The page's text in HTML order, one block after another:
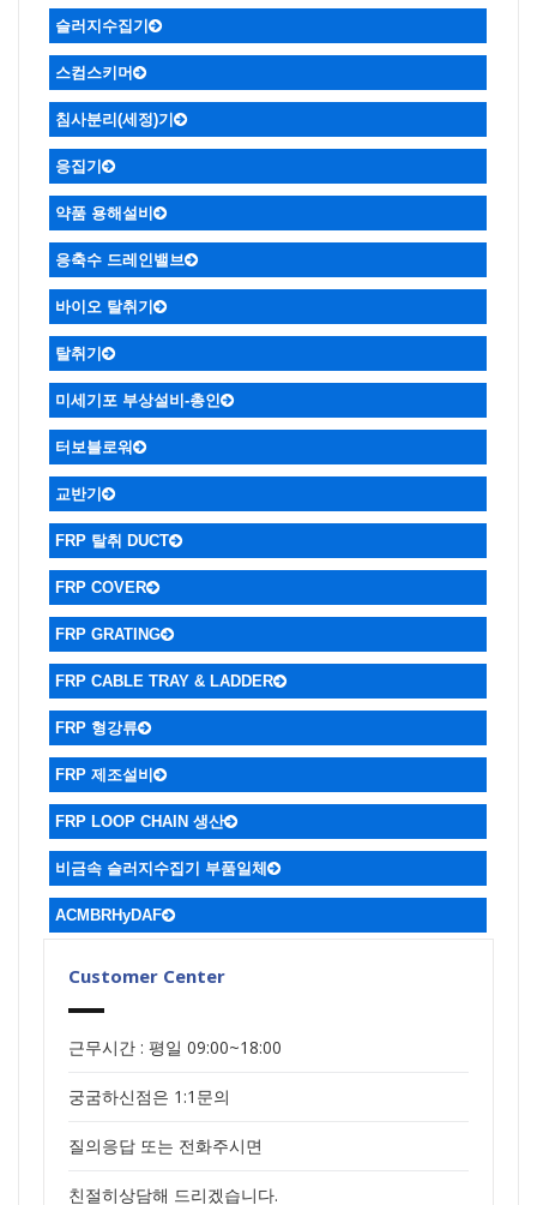
슬러지수집기
ㆍ복열 볼베어링 장착한 비금속체인
플라이트 슬러지 수집기
ㆍ비금속 체인컨베어식
ㆍ원형슬러지
ㆍ싸이폰식
ㆍ미다식
ㆍ수중대차식
스컴스키머
ㆍ디퍼 스컴스키머
ㆍ파이프 스컴스키머
ㆍ헬리컬 스컴스키머
ㆍ가압부상식
침사분리(세정)기
응집기
약품 용해설비
응축수 드레인밸브
바이오 탈취기
탈취기
미세기포 부상설비-총인
터보블로워
교반기
FRP 탈취 DUCT
FRP COVER
FRP GRATING
ㆍGRATING & STRUCTURAL
ㆍ적용사례
FRP CABLE TRAY & LADDER
FRP 형강류
FRP 제조설비
FRP LOOP CHAIN 생산
비금속 슬러지수집기 부품일체
ACMBRHyDAF
Customer Center
근무시간 : 평일 09:00~18:00
궁굼하신점은 1:1문의
질의응답 또는 전화주시면
친절히상담해 드리겠습니다.